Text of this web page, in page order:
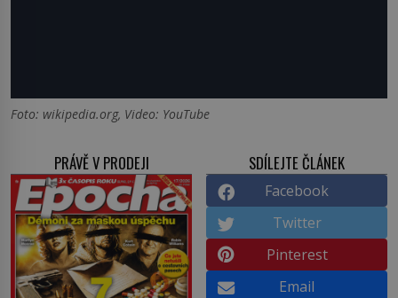
Foto: wikipedia.org, Video: YouTube
PRÁVĚ V PRODEJI SDÍLEJTE ČLÁNEK
Facebook
Twitter
Pinterest
Email